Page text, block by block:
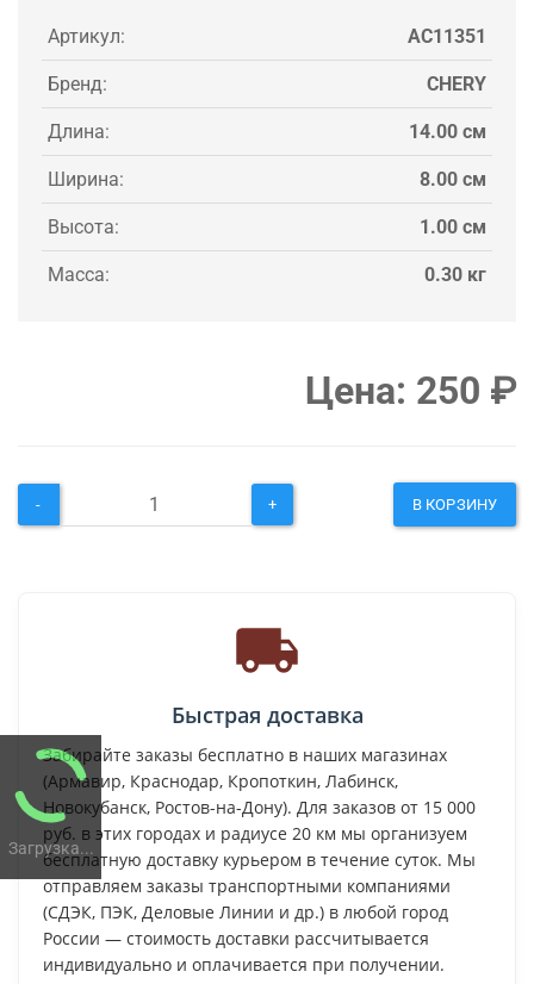
Загрузка...
Артикул: AC11351
Бренд: CHERY
Длина: 14.00 см
Ширина: 8.00 см
Высота: 1.00 см
Масса: 0.30 кг
Цена: 250 ₽
- + В КОРЗИНУ
Быстрая доставка
Забирайте заказы бесплатно в наших магазинах
(Армавир, Краснодар, Кропоткин, Лабинск,
Новокубанск, Ростов-на-Дону). Для заказов от 15 000
руб. в этих городах и радиусе 20 км мы организуем
бесплатную доставку курьером в течение суток. Мы
отправляем заказы транспортными компаниями
(СДЭК, ПЭК, Деловые Линии и др.) в любой город
России — стоимость доставки рассчитывается
индивидуально и оплачивается при получении.